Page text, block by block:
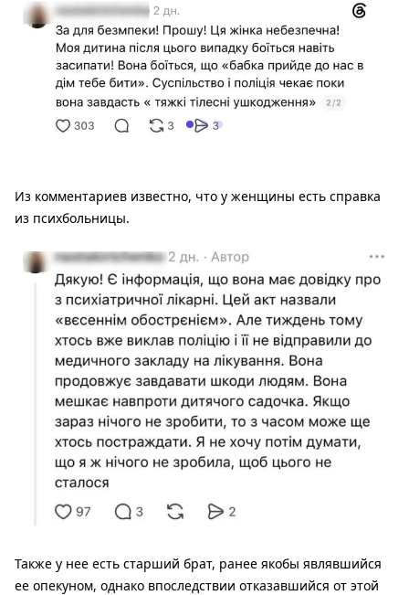
Из комментариев известно, что у женщины есть справка
из психбольницы.
Также у нее есть старший брат, ранее якобы являвшийся
ее опекуном, однако впоследствии отказавшийся от этой